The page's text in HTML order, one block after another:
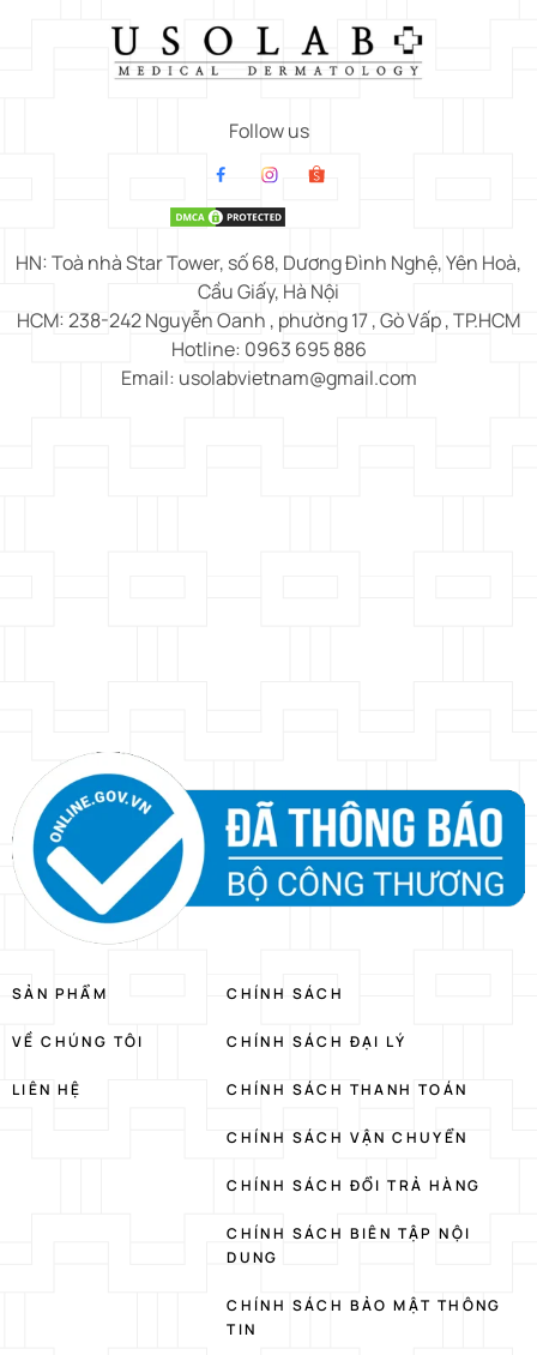
Follow us
HN: Toà nhà Star Tower, số 68, Dương Đình Nghệ, Yên Hoà,
Cầu Giấy, Hà Nội
HCM: 238-242 Nguyễn Oanh , phường 17 , Gò Vấp , TP.HCM
Hotline: 0963 695 886
Email: usolabvietnam@gmail.com
SẢN PHẨM
VỀ CHÚNG TÔI
LIÊN HỆ
CHÍNH SÁCH
CHÍNH SÁCH ĐẠI LÝ
CHÍNH SÁCH THANH TOÁN
CHÍNH SÁCH VẬN CHUYỂN
CHÍNH SÁCH ĐỔI TRẢ HÀNG
CHÍNH SÁCH BIÊN TẬP NỘI
DUNG
CHÍNH SÁCH BẢO MẬT THÔNG
TIN